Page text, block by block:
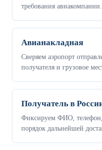
требования авиакомпании.
Авианакладная
Сверяем аэропорт
получателя и грузовое
Получатель в
Фиксируем ФИО,
порядок дальнейшей